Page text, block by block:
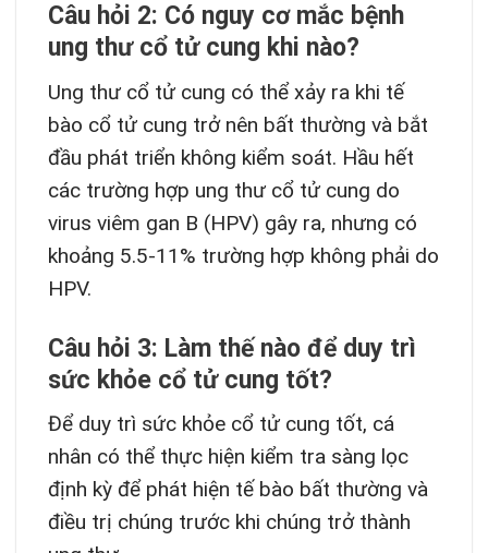
Câu hỏi 2: Có nguy cơ mắc bệnh
ung thư cổ tử cung khi nào?
Ung thư cổ tử cung có thể xảy ra khi tế
bào cổ tử cung trở nên bất thường và bắt
đầu phát triển không kiểm soát. Hầu hết
các trường hợp ung thư cổ tử cung do
virus viêm gan B (HPV) gây ra, nhưng có
khoảng 5.5-11% trường hợp không phải do
HPV.
Câu hỏi 3: Làm thế nào để duy trì
sức khỏe cổ tử cung tốt?
Để duy trì sức khỏe cổ tử cung tốt, cá
nhân có thể thực hiện kiểm tra sàng lọc
định kỳ để phát hiện tế bào bất thường và
điều trị chúng trước khi chúng trở thành